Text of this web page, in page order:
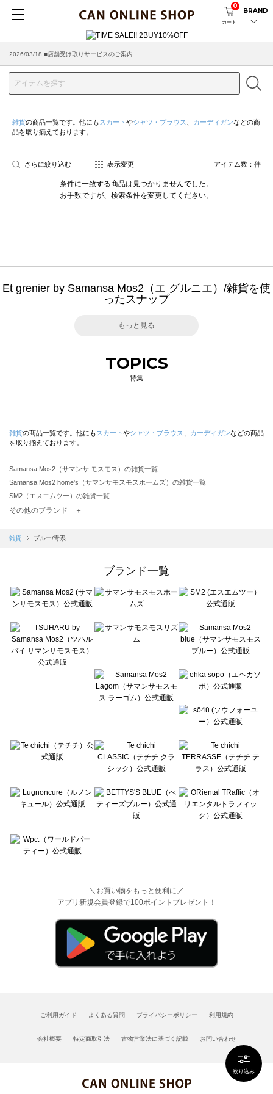
カート
0
BRAND
2026/03/18 ■店舗受け取りサービスのご案内
絞り込み
雑貨の商品一覧です。他にも スカート やシャツ・ブラウス カーディガンなどの商
品を取り揃えております。
さらに絞り込む 表示変更 アイテム数： 件
条件に一致する商品は見つかりませんでした。
お手数ですが、検索条件を変更してください。
Et grenier by Samansa Mos2（エ グルニエ）/雑貨を使
ったスナップ
もっと見る
TOPICS
特集
雑貨の商品一覧です。他にも スカート やシャツ・ブラウス カーディガンなどの商品
を取り揃えております。
Samansa Mos2（サマンサ モスモス）の雑貨一覧
Samansa Mos2 home's（サマンサモスモスホームズ）の雑貨一覧
SM2（エスエムツー）の雑貨一覧
TSUHARU by Samansa Mos2（ツハルバイサマンサモスモス）の雑貨一覧
Samansa Mos2 blue（サマンサモスモス ブルー）の雑貨一覧
sō4ū（ソウフォーユー）の雑貨一覧
Te chichi（テチチ）の雑貨一覧
Te chichi CLASSIC（テチチ クラシック）の雑貨一覧
Lugnoncure（ルノンキュール）の雑貨一覧
BETTY'S BLUE（べティーズブルー）の雑貨一覧
Wpc.（ワールドパーティー）の雑貨一覧
その他のブランド ＋
雑貨 ブルー/青系
ブランド一覧
＼お買い物をもっと便利に／
アプリ新規会員登録で100ポイントプレゼント！
ご利用ガイド よくある質問 プライバシーポリシー 利用規約
会社概要 特定商取引法 古物営業法に基づく記載 お問い合わせ